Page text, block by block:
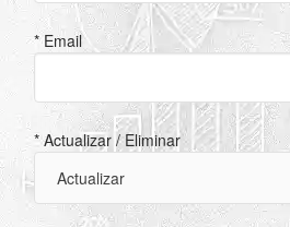
* Email
* Actualizar / Eliminar